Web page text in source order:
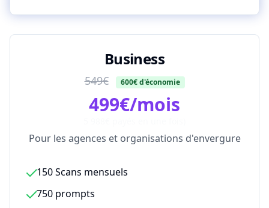
Business
549€ 600€ d'économie
499€/mois
Pour les agences et organisations d'envergure
150 Scans mensuels
750 prompts